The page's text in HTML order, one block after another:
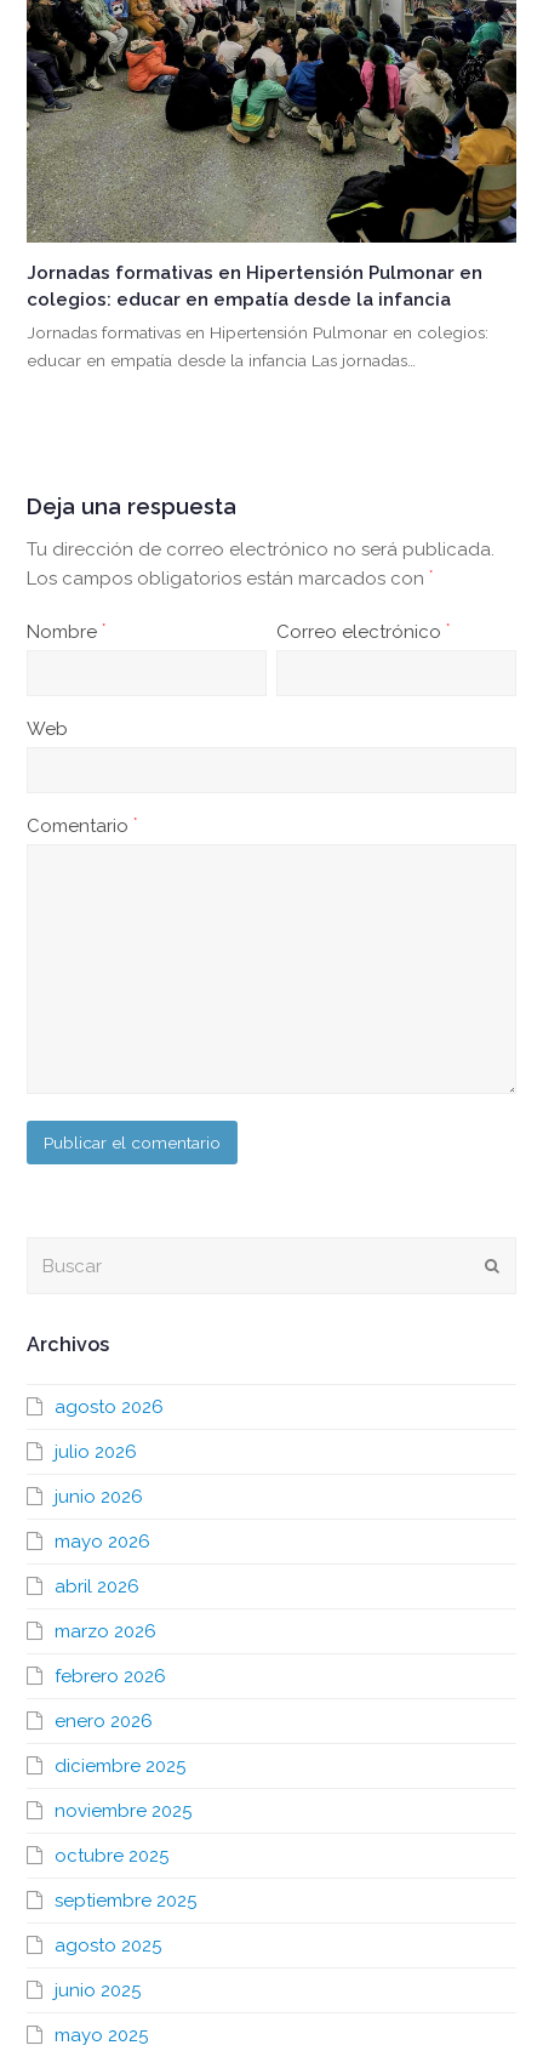
Jornadas formativas en Hipertensión Pulmonar en
colegios: educar en empatía desde la infancia
Jornadas formativas en Hipertensión Pulmonar en colegios:
educar en empatía desde la infancia Las jornadas…
Deja una respuesta
Tu dirección de correo electrónico no será publicada.
Los campos obligatorios están marcados con *
Nombre * Correo electrónico *
Web
Comentario *
Archivos
agosto 2026
julio 2026
junio 2026
mayo 2026
abril 2026
marzo 2026
febrero 2026
enero 2026
diciembre 2025
noviembre 2025
octubre 2025
septiembre 2025
agosto 2025
junio 2025
mayo 2025